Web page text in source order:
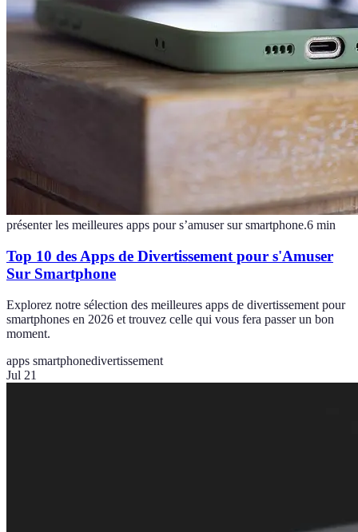
présenter les meilleures apps pour s’amuser sur smartphone.6 min
Top 10 des Apps de Divertissement pour s'Amuser
Sur Smartphone
Explorez notre sélection des meilleures apps de divertissement pour
smartphones en 2026 et trouvez celle qui vous fera passer un bon
moment.
apps smartphonedivertissement
Jul 21